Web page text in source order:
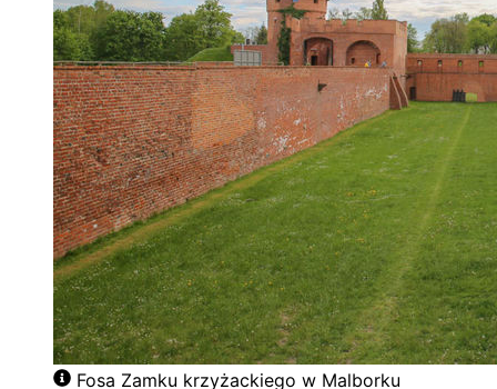
Fosa Zamku krzyżackiego w Malborku